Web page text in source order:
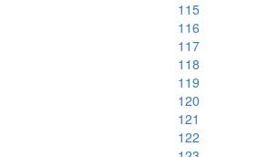
115
116
117
118
119
120
121
122